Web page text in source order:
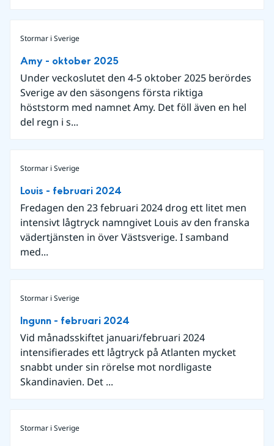
Stormar i Sverige
Amy - oktober 2025
Under veckoslutet den 4-5 oktober 2025 berördes
Sverige av den säsongens första riktiga
höststorm med namnet Amy. Det föll även en hel
del regn i s...
Stormar i Sverige
Louis - februari 2024
Fredagen den 23 februari 2024 drog ett litet men
intensivt lågtryck namngivet Louis av den franska
vädertjänsten in över Västsverige. I samband
med...
Stormar i Sverige
Ingunn - februari 2024
Vid månadsskiftet januari/februari 2024
intensifierades ett lågtryck på Atlanten mycket
snabbt under sin rörelse mot nordligaste
Skandinavien. Det ...
Stormar i Sverige